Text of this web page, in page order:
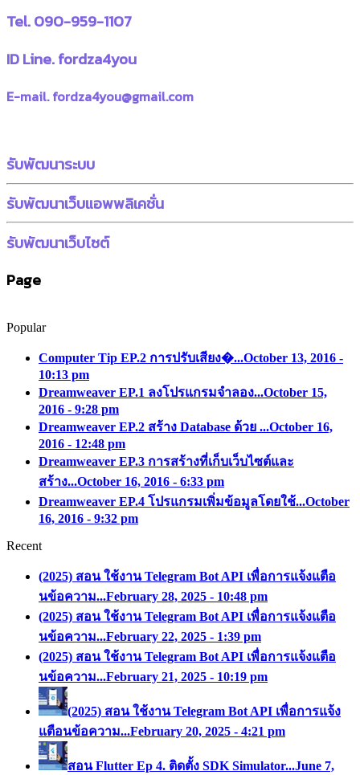
Tel. 090-959-1107
ID Line. fordza4you
E-mail. fordza4you@gmail.com
รับพัฒนาระบบ
รับพัฒนาเว็บแอพพลิเคชั่น
รับพัฒนาเว็บไซต์
Page
Popular
Computer Tip EP.2 การปรับเสียง�...October 13, 2016 -
10:13 pm
Dreamweaver EP.1 ลงโปรแกรมจำลอง...October 15,
2016 - 9:28 pm
Dreamweaver EP.2 สร้าง Database ด้วย ...October 16,
2016 - 12:48 pm
Dreamweaver EP.3 การสร้างที่เก็บเว็บไซต์และ
สร้าง...October 16, 2016 - 6:33 pm
Dreamweaver EP.4 โปรแกรมเพิ่มข้อมูลโดยใช้...October
16, 2016 - 9:32 pm
Recent
(2025) สอน ใช้งาน Telegram Bot API เพื่อการแจ้งแตือ
นข้อความ...February 28, 2025 - 10:48 pm
(2025) สอน ใช้งาน Telegram Bot API เพื่อการแจ้งแตือ
นข้อความ...February 22, 2025 - 1:39 pm
(2025) สอน ใช้งาน Telegram Bot API เพื่อการแจ้งแตือ
นข้อความ...February 21, 2025 - 10:19 pm
(2025) สอน ใช้งาน Telegram Bot API เพื่อการแจ้ง
แตือนข้อความ...February 20, 2025 - 4:21 pm
สอน Flutter Ep 4. ติดตั้ง SDK Simulator...June 7,